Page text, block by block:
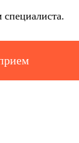
специалиста.